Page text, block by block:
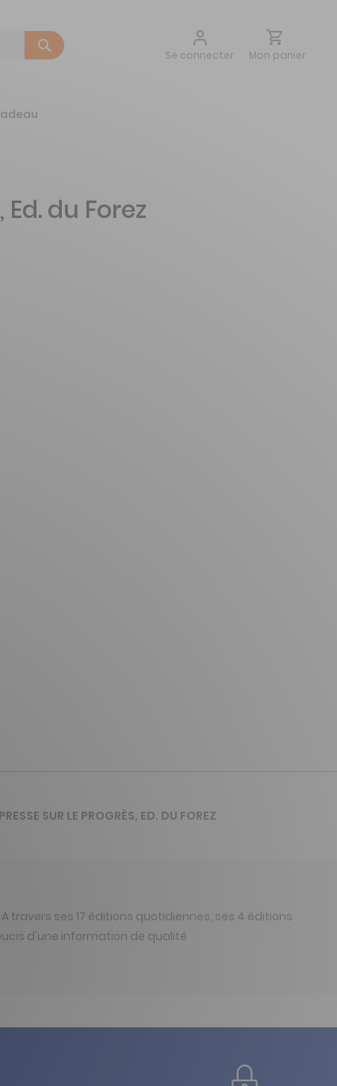
Se connecter
Aller
Mon panier
du Forez
travers ses 17 éditions quotidiennes, ses 4 éditions
d'une information de qualité
SUR LE PROGRÈS, ED. DU FOREZ